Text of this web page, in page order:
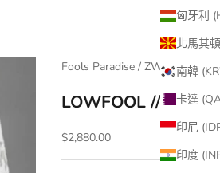
匈牙利
北馬其
南韓
印尼
印度
Fools Paradise / ZWCO
LOWFOOL //
促銷價
$2,880.00